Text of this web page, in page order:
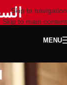
Skip to navigation
Skip to main content
MENU